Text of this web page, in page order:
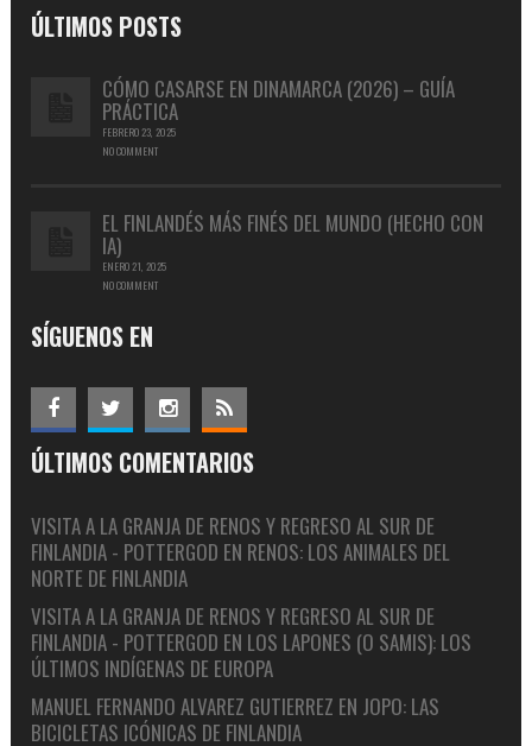
ÚLTIMOS POSTS
CÓMO CASARSE EN DINAMARCA (2026) – GUÍA
PRÁCTICA
FEBRERO 23, 2025
NO COMMENT
EL FINLANDÉS MÁS FINÉS DEL MUNDO (HECHO CON
IA)
ENERO 21, 2025
NO COMMENT
SÍGUENOS EN
ÚLTIMOS COMENTARIOS
VISITA A LA GRANJA DE RENOS Y REGRESO AL SUR DE
FINLANDIA - POTTERGOD EN RENOS: LOS ANIMALES DEL
NORTE DE FINLANDIA
VISITA A LA GRANJA DE RENOS Y REGRESO AL SUR DE
FINLANDIA - POTTERGOD EN LOS LAPONES (O SAMIS): LOS
ÚLTIMOS INDÍGENAS DE EUROPA
MANUEL FERNANDO ALVAREZ GUTIERREZ EN JOPO: LAS
BICICLETAS ICÓNICAS DE FINLANDIA